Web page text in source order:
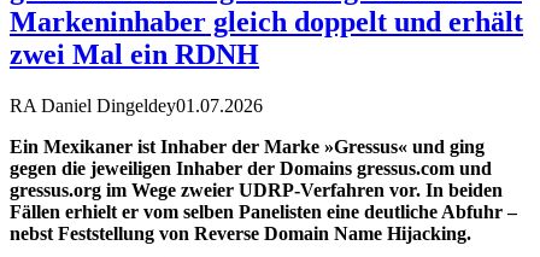
Markeninhaber gleich doppelt und erhält
zwei Mal ein RDNH
RA Daniel Dingeldey01.07.2026
Ein Mexikaner ist Inhaber der Marke »Gressus« und ging
gegen die jeweiligen Inhaber der Domains gressus.com und
gressus.org im Wege zweier UDRP-Verfahren vor. In beiden
Fällen erhielt er vom selben Panelisten eine deutliche Abfuhr –
nebst Feststellung von Reverse Domain Name Hijacking.